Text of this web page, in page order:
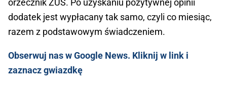
orzecznik ZUS. Po uzyskaniu pozytywnej opinii
dodatek jest wypłacany tak samo, czyli co miesiąc,
razem z podstawowym świadczeniem.
Obserwuj nas w Google News. Kliknij w link i
zaznacz gwiazdkę